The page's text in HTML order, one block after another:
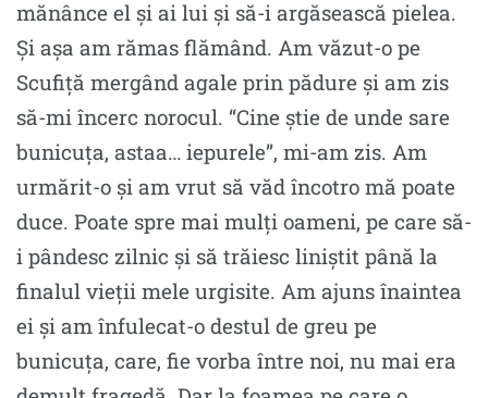
mănânce el şi ai lui şi să-i argăsească pielea.
Şi aşa am rămas flămând. Am văzut-o pe
Scufiţă mergând agale prin pădure şi am zis
să-mi încerc norocul. “Cine ştie de unde sare
bunicuţa, astaa… iepurele”, mi-am zis. Am
urmărit-o și am vrut să văd încotro mă poate
duce. Poate spre mai mulţi oameni, pe care să-
i pândesc zilnic şi să trăiesc liniştit până la
finalul vieţii mele urgisite. Am ajuns înaintea
ei şi am înfulecat-o destul de greu pe
bunicuţa, care, fie vorba între noi, nu mai era